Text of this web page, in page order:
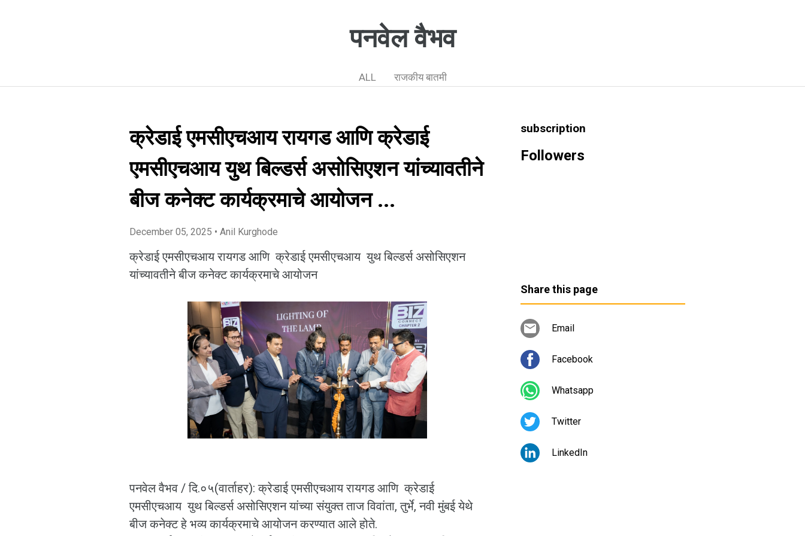
पनवेल वैभव
ALL राजकीय बातमी
क्रेडाई एमसीएचआय रायगड आणि क्रेडाई
एमसीएचआय युथ बिल्डर्स असोसिएशन यांच्यावतीने
बीज कनेक्ट कार्यक्रमाचे आयोजन ...
December 05, 2025 • Anil Kurghode
क्रेडाई एमसीएचआय रायगड आणि क्रेडाई एमसीएचआय युथ बिल्डर्स असोसिएशन
यांच्यावतीने बीज कनेक्ट कार्यक्रमाचे आयोजन
पनवेल वैभव / दि.०५(वार्ताहर): क्रेडाई एमसीएचआय रायगड आणि क्रेडाई
एमसीएचआय युथ बिल्डर्स असोसिएशन यांच्या संयुक्त ताज विवांता, तुर्भे, नवी मुंबई येथे
बीज कनेक्ट हे भव्य कार्यक्रमाचे आयोजन करण्यात आले होते.
subscription
Followers
Share this page
Email
Facebook
Whatsapp
Twitter
LinkedIn